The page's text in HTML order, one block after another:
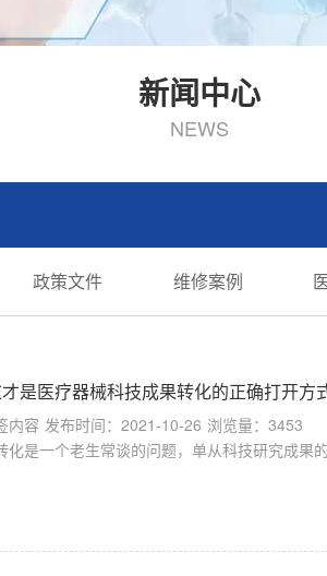
新闻中心
NEWS
政策文件 维修案例
是医疗器械科技成果转化的正确打开方
内容 发布时间：2021-10-26 浏览量：3453
化是一个老生常谈的问题，单从科技研究成果